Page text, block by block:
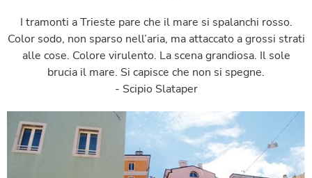
I tramonti a Trieste pare che il mare si spalanchi rosso.
Color sodo, non sparso nell’aria, ma attaccato a grossi strati
alle cose. Colore virulento. La scena grandiosa. Il sole
brucia il mare. Si capisce che non si spegne.
- Scipio Slataper